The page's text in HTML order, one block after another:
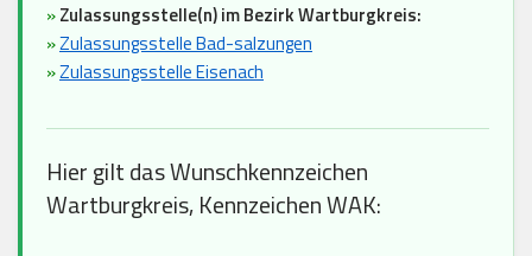
»Zulassungsstelle(n) im Bezirk Wartburgkreis:
»Zulassungsstelle Bad-salzungen
»Zulassungsstelle Eisenach
Hier gilt das Wunschkennzeichen
Wartburgkreis, Kennzeichen WAK: